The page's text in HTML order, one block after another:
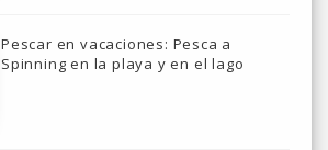
Pescar en vacaciones: Pesca a
Spinning en la playa y en el lago